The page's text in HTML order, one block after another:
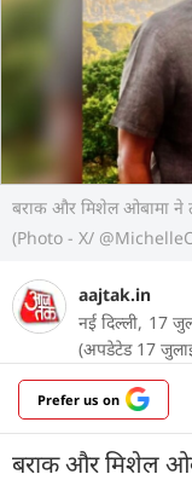
बराक और मिशेल ओबामा ने
(Photo - X/
aajtak.in
नई दिल्ली, 17
(अपडेटेड 17
Prefer us on
बराक और मिशेल